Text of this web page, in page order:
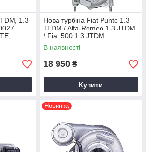
1.3
2009+
Нова турбіна Fiat Punto 1.3
JTDM / Alfa-Romeo 1.3 JTDM
/ Fiat 500 1.3 JTDM
В наявності
18 950 ₴
Купити
Новинка